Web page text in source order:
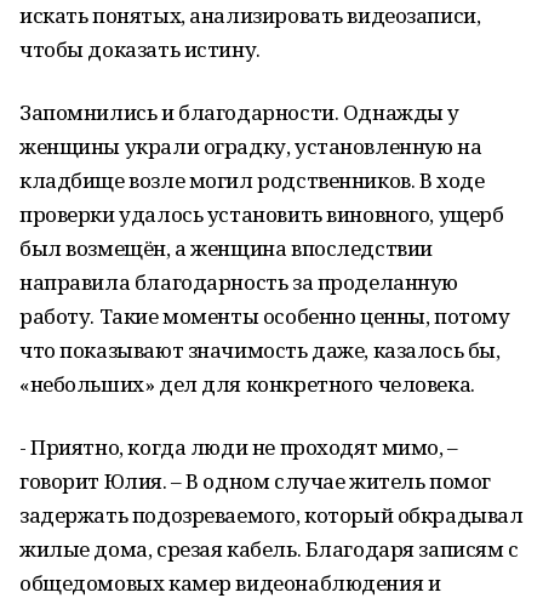
искать понятых, анализировать видеозаписи,
чтобы доказать истину.
Запомнились и благодарности. Однажды у
женщины украли оградку, установленную на
кладбище возле могил родственников. В ходе
проверки удалось установить виновного, ущерб
был возмещён, а женщина впоследствии
направила благодарность за проделанную
работу. Такие моменты особенно ценны, потому
что показывают значимость даже, казалось бы,
«небольших» дел для конкретного человека.
- Приятно, когда люди не проходят мимо, –
говорит Юлия. – В одном случае житель помог
задержать подозреваемого, который обкрадывал
жилые дома, срезая кабель. Благодаря записям с
общедомовых камер видеонаблюдения и